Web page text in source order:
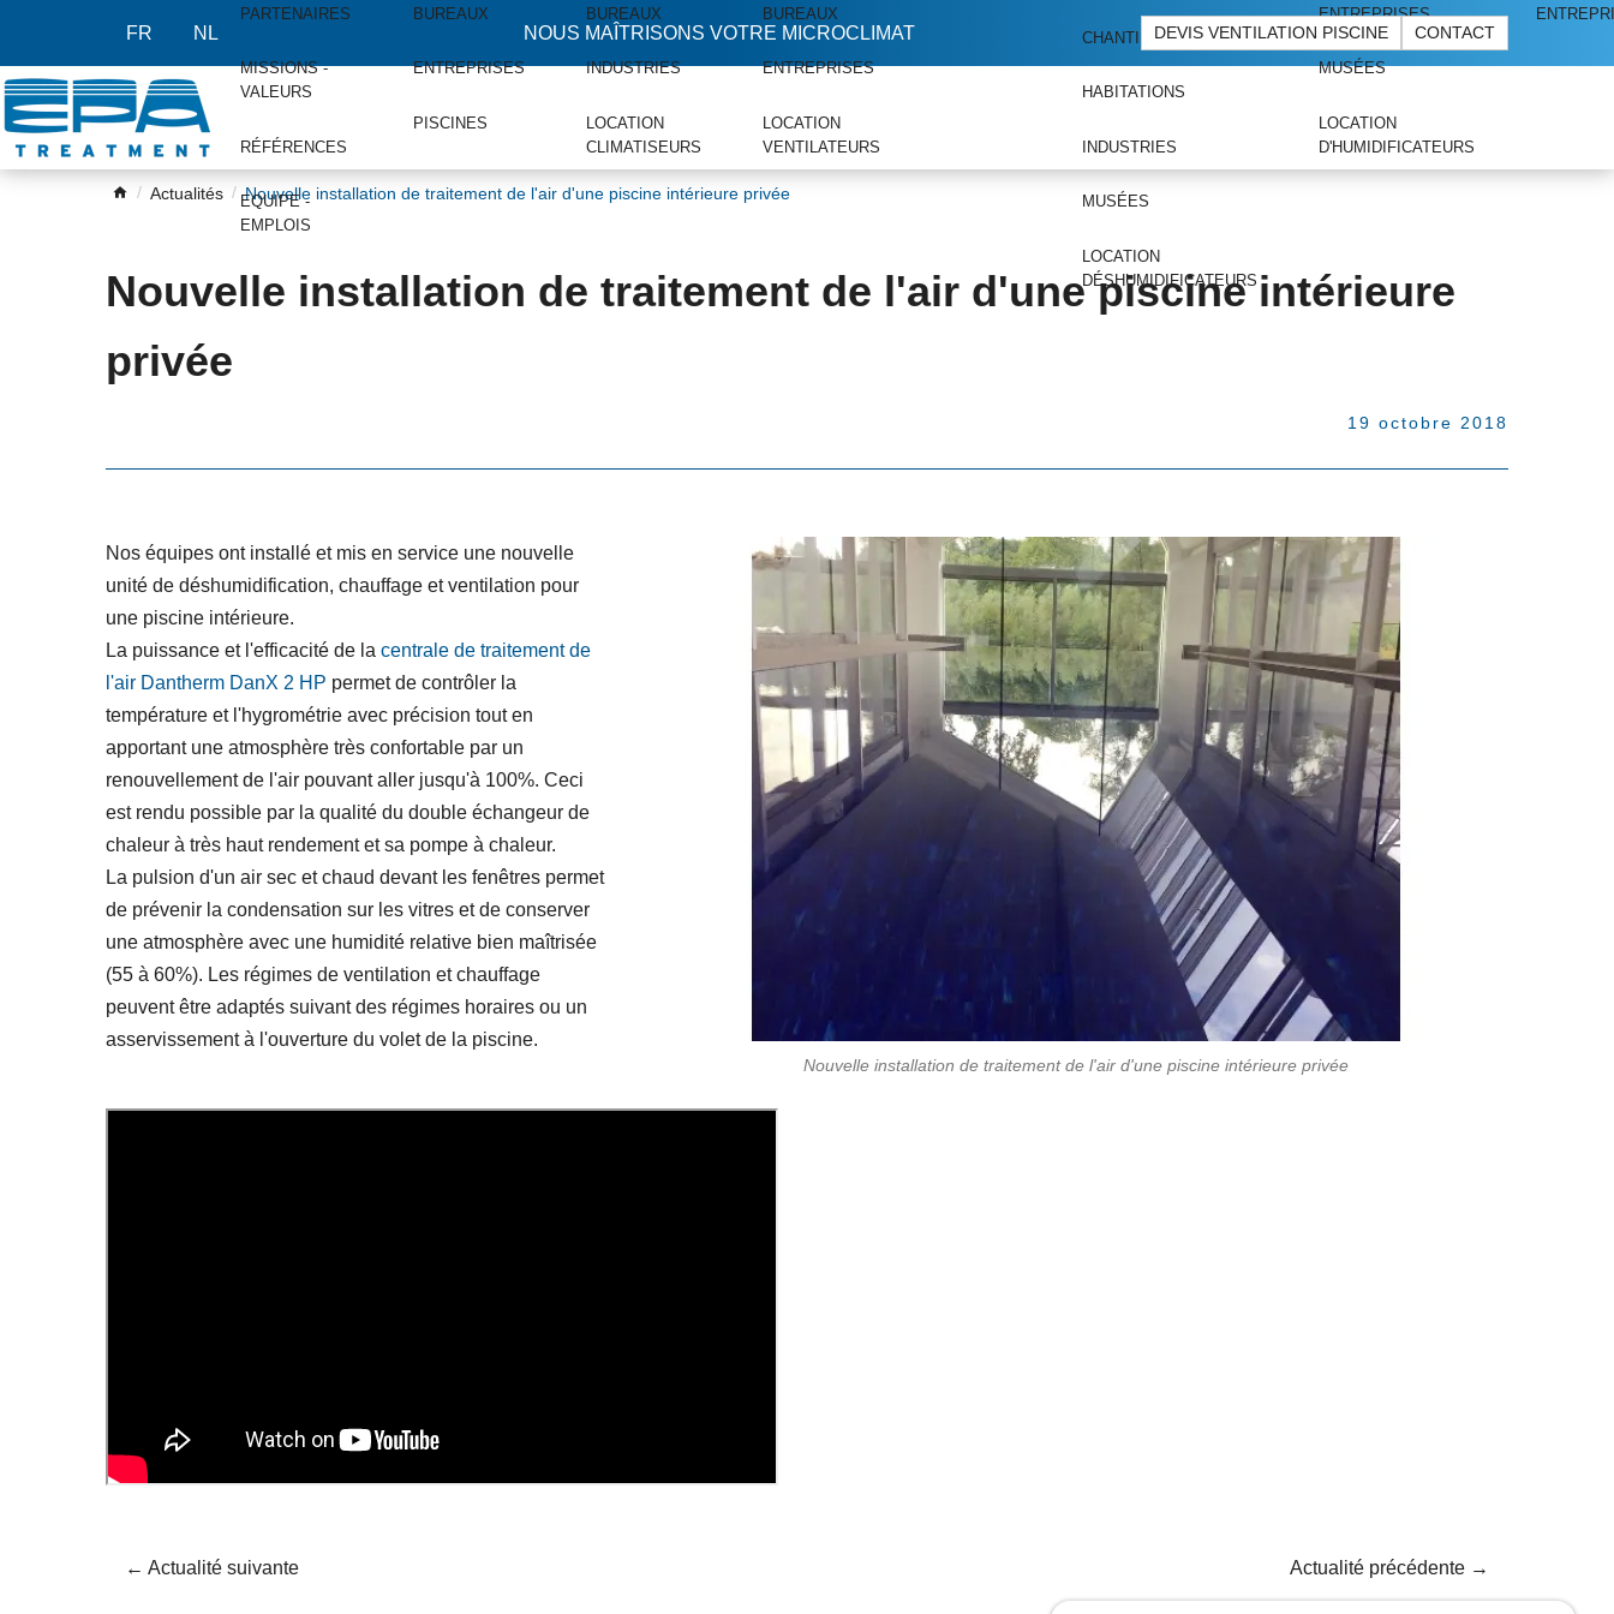
FR NL NOUS MAÎTRISONS VOTRE MICROCLIMAT DEVIS VENTILATION PISCINE CONTACT
PARTENAIRES
MISSIONS -
VALEURS
RÉFÉRENCES
EQUIPE -
EMPLOIS
BUREAUX
ENTREPRISES
PISCINES
BUREAUX
INDUSTRIES
LOCATION
CLIMATISEURS
BUREAUX
ENTREPRISES
LOCATION
VENTILATEURS
CHANTIERS
HABITATIONS
INDUSTRIES
MUSÉES
LOCATION
DÉSHUMIDIFICATEURS
ENTREPRISES
MUSÉES
LOCATION
D'HUMIDIFICATEURS
Actualités Nouvelle installation de traitement de l'air d'une piscine intérieure privée
Nouvelle installation de traitement de l'air d'une piscine intérieure
privée
19 octobre 2018
Nouvelle installation de traitement de l'air d'une piscine intérieure privée
Nos équipes ont installé et mis en service une nouvelle
unité de déshumidification, chauffage et ventilation pour
une piscine intérieure.
La puissance et l'efficacité de la centrale de traitement de
l'air Dantherm DanX 2 HP permet de contrôler la
température et l'hygrométrie avec précision tout en
apportant une atmosphère très confortable par un
renouvellement de l'air pouvant aller jusqu'à 100%. Ceci
est rendu possible par la qualité du double échangeur de
chaleur à très haut rendement et sa pompe à chaleur.
La pulsion d'un air sec et chaud devant les fenêtres permet
de prévenir la condensation sur les vitres et de conserver
une atmosphère avec une humidité relative bien maîtrisée
(55 à 60%). Les régimes de ventilation et chauffage
peuvent être adaptés suivant des régimes horaires ou un
asservissement à l'ouverture du volet de la piscine.
← Actualité suivante Actualité précédente →